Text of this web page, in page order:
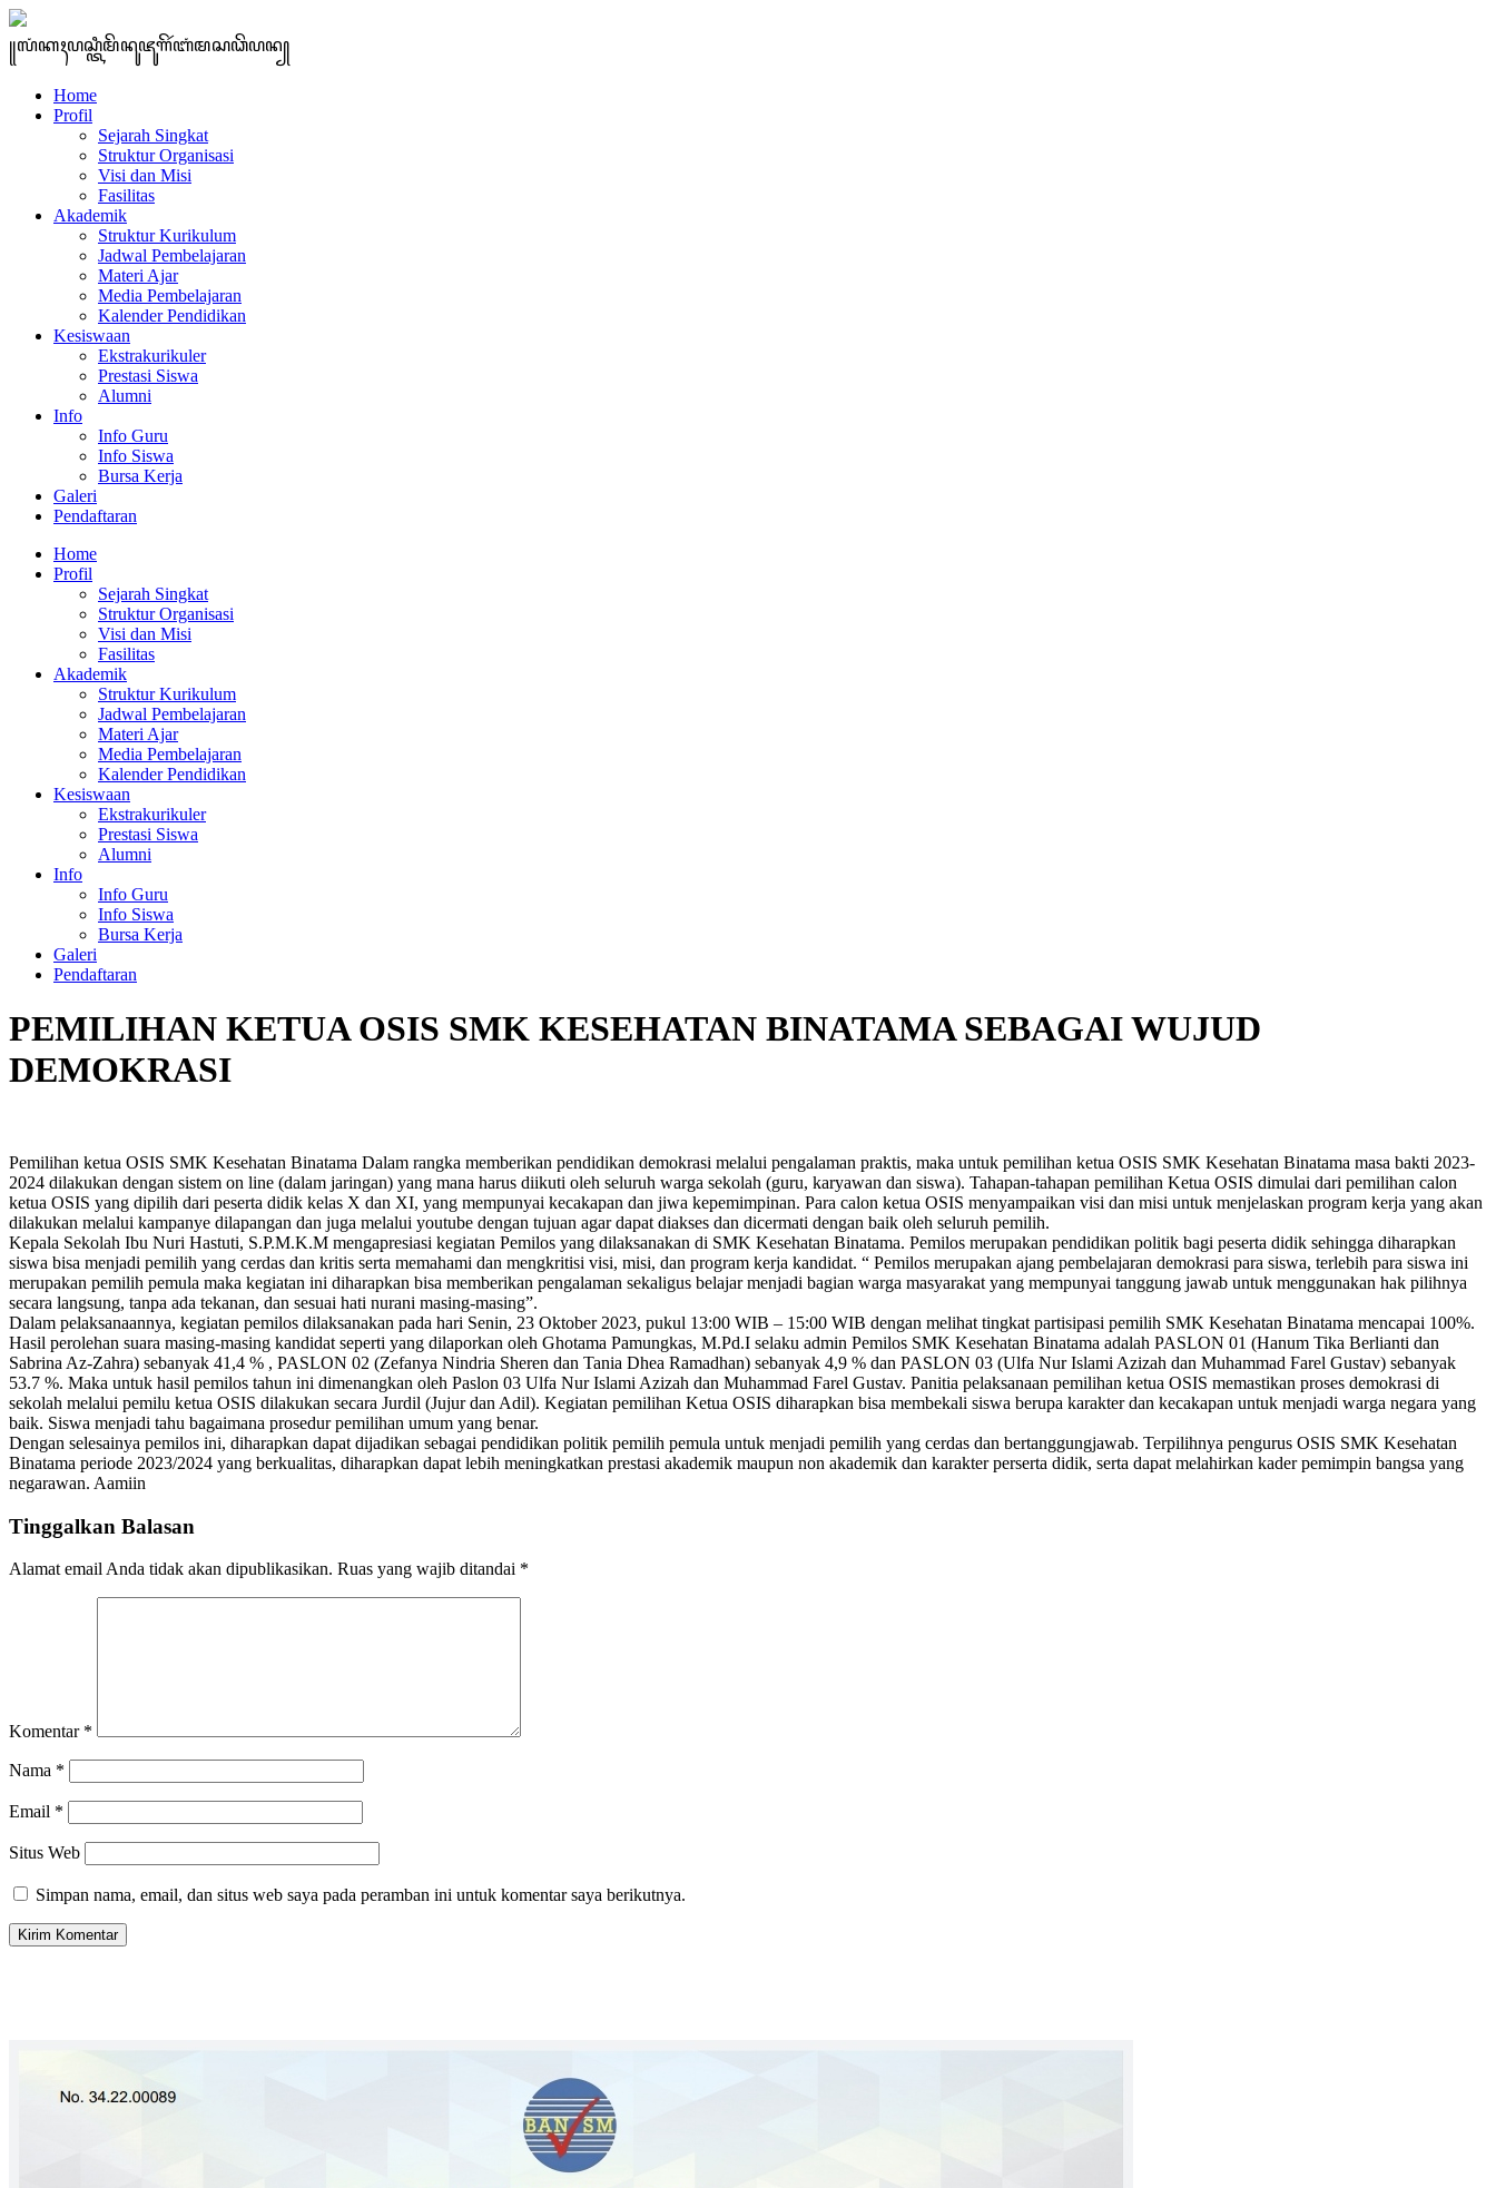
꧋ꦭꦁꦏꦃꦥꦱ꧀ꦠꦶꦩꦼꦤꦸꦗꦸꦒꦼꦂꦧꦁꦩꦱꦣꦼꦥꦤ꧀
Home
Profil
Sejarah Singkat
Struktur Organisasi
Visi dan Misi
Fasilitas
Akademik
Struktur Kurikulum
Jadwal Pembelajaran
Materi Ajar
Media Pembelajaran
Kalender Pendidikan
Kesiswaan
Ekstrakurikuler
Prestasi Siswa
Alumni
Info
Info Guru
Info Siswa
Bursa Kerja
Galeri
Pendaftaran
Home
Profil
Sejarah Singkat
Struktur Organisasi
Visi dan Misi
Fasilitas
Akademik
Struktur Kurikulum
Jadwal Pembelajaran
Materi Ajar
Media Pembelajaran
Kalender Pendidikan
Kesiswaan
Ekstrakurikuler
Prestasi Siswa
Alumni
Info
Info Guru
Info Siswa
Bursa Kerja
Galeri
Pendaftaran
PEMILIHAN KETUA OSIS SMK KESEHATAN BINATAMA SEBAGAI WUJUD
DEMOKRASI
Pemilihan ketua OSIS SMK Kesehatan Binatama Dalam rangka memberikan pendidikan demokrasi melalui pengalaman praktis, maka untuk pemilihan ketua OSIS SMK Kesehatan Binatama masa bakti 2023-
2024 dilakukan dengan sistem on line (dalam jaringan) yang mana harus diikuti oleh seluruh warga sekolah (guru, karyawan dan siswa). Tahapan-tahapan pemilihan Ketua OSIS dimulai dari pemilihan calon
ketua OSIS yang dipilih dari peserta didik kelas X dan XI, yang mempunyai kecakapan dan jiwa kepemimpinan. Para calon ketua OSIS menyampaikan visi dan misi untuk menjelaskan program kerja yang akan
dilakukan melalui kampanye dilapangan dan juga melalui youtube dengan tujuan agar dapat diakses dan dicermati dengan baik oleh seluruh pemilih.
Kepala Sekolah Ibu Nuri Hastuti, S.P.M.K.M mengapresiasi kegiatan Pemilos yang dilaksanakan di SMK Kesehatan Binatama. Pemilos merupakan pendidikan politik bagi peserta didik sehingga diharapkan
siswa bisa menjadi pemilih yang cerdas dan kritis serta memahami dan mengkritisi visi, misi, dan program kerja kandidat. “ Pemilos merupakan ajang pembelajaran demokrasi para siswa, terlebih para siswa ini
merupakan pemilih pemula maka kegiatan ini diharapkan bisa memberikan pengalaman sekaligus belajar menjadi bagian warga masyarakat yang mempunyai tanggung jawab untuk menggunakan hak pilihnya
secara langsung, tanpa ada tekanan, dan sesuai hati nurani masing-masing”.
Dalam pelaksanaannya, kegiatan pemilos dilaksanakan pada hari Senin, 23 Oktober 2023, pukul 13:00 WIB – 15:00 WIB dengan melihat tingkat partisipasi pemilih SMK Kesehatan Binatama mencapai 100%.
Hasil perolehan suara masing-masing kandidat seperti yang dilaporkan oleh Ghotama Pamungkas, M.Pd.I selaku admin Pemilos SMK Kesehatan Binatama adalah PASLON 01 (Hanum Tika Berlianti dan
Sabrina Az-Zahra) sebanyak 41,4 % , PASLON 02 (Zefanya Nindria Sheren dan Tania Dhea Ramadhan) sebanyak 4,9 % dan PASLON 03 (Ulfa Nur Islami Azizah dan Muhammad Farel Gustav) sebanyak
53.7 %. Maka untuk hasil pemilos tahun ini dimenangkan oleh Paslon 03 Ulfa Nur Islami Azizah dan Muhammad Farel Gustav. Panitia pelaksanaan pemilihan ketua OSIS memastikan proses demokrasi di
sekolah melalui pemilu ketua OSIS dilakukan secara Jurdil (Jujur dan Adil). Kegiatan pemilihan Ketua OSIS diharapkan bisa membekali siswa berupa karakter dan kecakapan untuk menjadi warga negara yang
baik. Siswa menjadi tahu bagaimana prosedur pemilihan umum yang benar.
Dengan selesainya pemilos ini, diharapkan dapat dijadikan sebagai pendidikan politik pemilih pemula untuk menjadi pemilih yang cerdas dan bertanggungjawab. Terpilihnya pengurus OSIS SMK Kesehatan
Binatama periode 2023/2024 yang berkualitas, diharapkan dapat lebih meningkatkan prestasi akademik maupun non akademik dan karakter perserta didik, serta dapat melahirkan kader pemimpin bangsa yang
negarawan. Aamiin
Tinggalkan Balasan
Alamat email Anda tidak akan dipublikasikan. Ruas yang wajib ditandai *
Komentar *
Nama *
Email *
Situs Web
Simpan nama, email, dan situs web saya pada peramban ini untuk komentar saya berikutnya.